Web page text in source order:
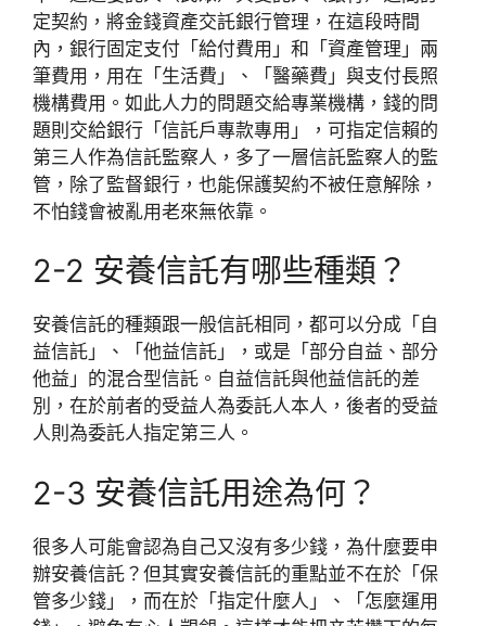
定契約，將金錢資產交託銀行管理，在這段時間
內，銀行固定支付「給付費用」和「資產管理」兩
筆費用，用在「生活費」、「醫藥費」與支付長照
機構費用。如此人力的問題交給專業機構，錢的問
題則交給銀行「信託戶專款專用」，可指定信賴的
第三人作為信託監察人，多了一層信託監察人的監
管，除了監督銀行，也能保護契約不被任意解除，
不怕錢會被亂用老來無依靠。
2-2 安養信託有哪些種類？
安養信託的種類跟一般信託相同，都可以分成「自
益信託」、「他益信託」，或是「部分自益、部分
他益」的混合型信託。自益信託與他益信託的差
別，在於前者的受益人為委託人本人，後者的受益
人則為委託人指定第三人。
2-3 安養信託用途為何？
很多人可能會認為自己又沒有多少錢，為什麼要申
辦安養信託？但其實安養信託的重點並不在於「保
管多少錢」，而在於「指定什麼人」、「怎麼運用